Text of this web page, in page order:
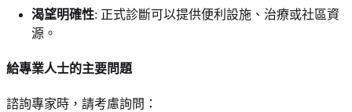
渴望明確性: 正式診斷可以提供便利設施、治療或社區資
源。
給專業人士的主要問題
諮詢專家時，請考慮詢問：